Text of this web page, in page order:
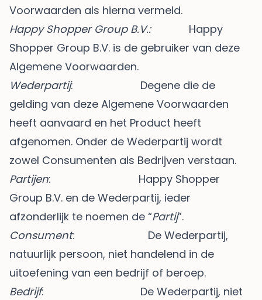
Voorwaarden als hierna vermeld.
Happy Shopper Group B.V.:Happy
Shopper Group B.V. is de gebruiker van deze
Algemene Voorwaarden.
Wederpartij: Degene die de
gelding van deze Algemene Voorwaarden
heeft aanvaard en het Product heeft
afgenomen. Onder de Wederpartij wordt
zowel Consumenten als Bedrijven verstaan.
Partijen: Happy Shopper
Group B.V. en de Wederpartij, ieder
afzonderlijk te noemen de “Partij”.
Consument: De Wederpartij,
natuurlijk persoon, niet handelend in de
uitoefening van een bedrijf of beroep.
Bedrijf: De Wederpartij, niet